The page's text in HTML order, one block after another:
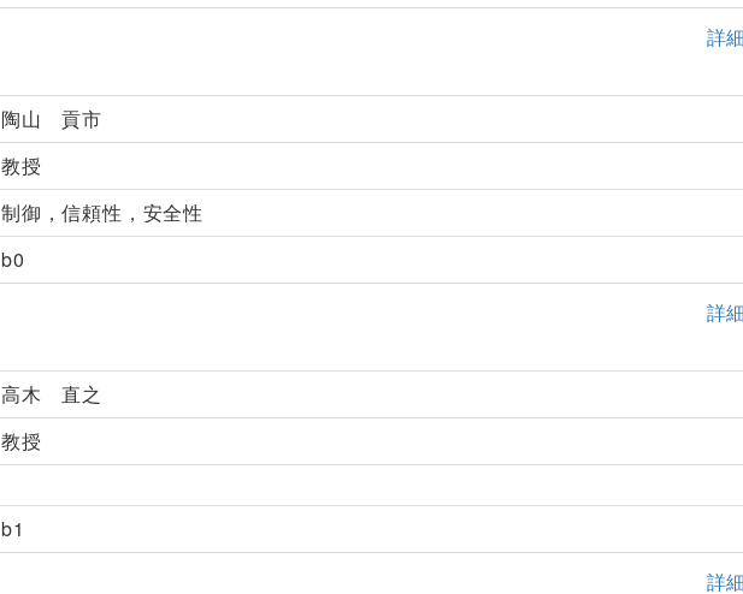
詳
陶山 貢市
教授
制御，信頼性，安全性
b0
詳
高木 直之
教授
b1
詳